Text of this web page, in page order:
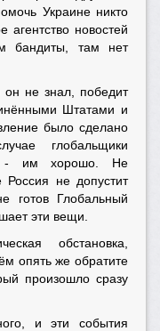
Украине никто
агентство новостей
бандиты, там нет
он не знал, победит
Штатами и
было сделано
глобальщики
- им хорошо. Не
не допустит
готов Глобальный
эти вещи.
обстановка,
опять же обратите
произошло сразу
и эти события